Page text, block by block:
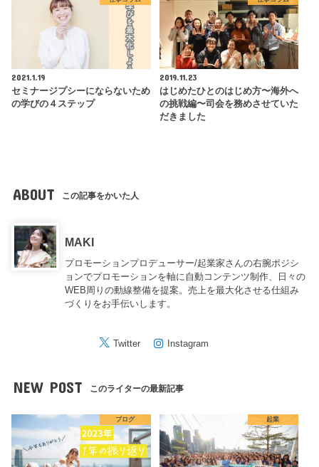
2021.1.19
セミナージプシーにならないため
の学びの４ステップ
2019.11.23
はじめたひとのはじめ方〜海外へ
の挑戦編〜司会を務めさせていた
だきました
ABOUT この記事をかいた人
MAKI
プロモーションプロデューサー/起業家さんの右腕ポジシ
ョンでプロモーションを軸に自動コンテンツ制作、日々の
WEB周りの動線整備を提案。売上を最大化させる仕組み
づくりをお手伝いします。
Twitter Instagram
NEW POST このライターの最新記事
ブログ 起業